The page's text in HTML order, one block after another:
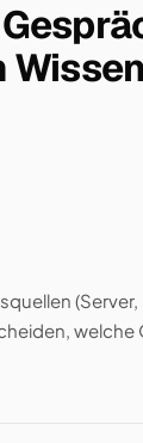
welche